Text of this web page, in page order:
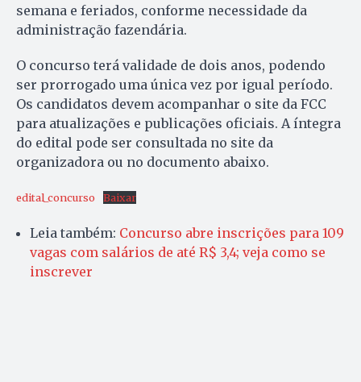
semana e feriados, conforme necessidade da
administração fazendária.
O concurso terá validade de dois anos, podendo
ser prorrogado uma única vez por igual período.
Os candidatos devem acompanhar o site da FCC
para atualizações e publicações oficiais. A íntegra
do edital pode ser consultada no site da
organizadora ou no documento abaixo.
edital_concurso Baixar
Leia também: Concurso abre inscrições para 109
vagas com salários de até R$ 3,4; veja como se
inscrever